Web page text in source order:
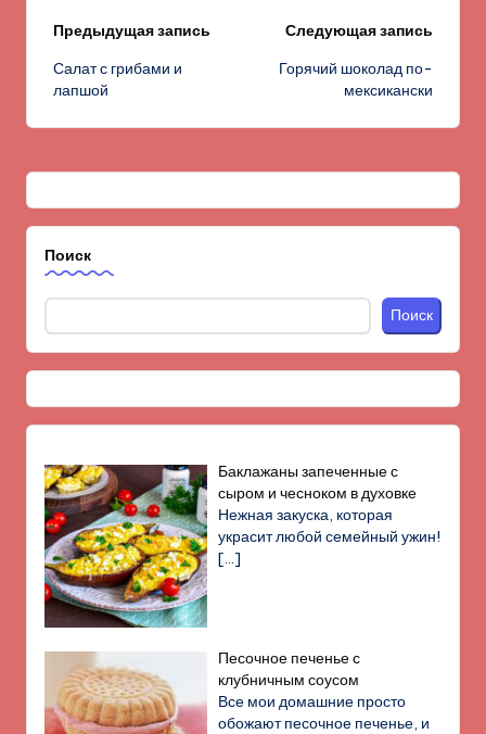
Навигация
записи
Предыдущая запись
Салат с грибами и
лапшой
Следующая запись
Горячий шоколад по-
мексикански
Поиск
Поиск
Баклажаны запеченные с
сыром и чесноком в духовке
Нежная закуска, которая
украсит любой семейный ужин!
[…]
Песочное печенье с
клубничным соусом
Все мои домашние просто
обожают песочное печенье, и